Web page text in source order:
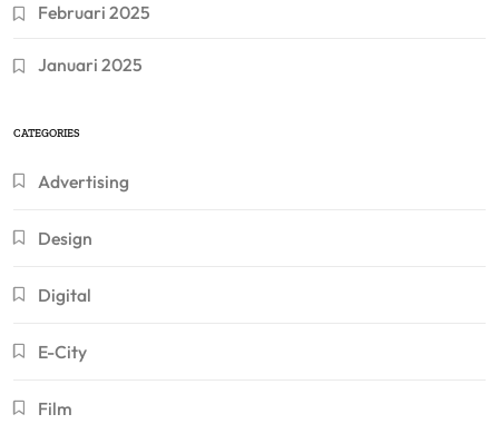
Februari 2025
Januari 2025
CATEGORIES
Advertising
Design
Digital
E-City
Film